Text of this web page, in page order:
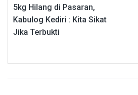
5kg Hilang di Pasaran,
Kabulog Kediri : Kita Sikat
Jika Terbukti